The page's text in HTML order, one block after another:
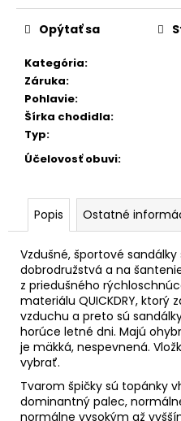
Kategória:
Záruka:
Pohlavie:
Šírka chodidla:
Typ:
Účelovosť obuvi:
Opýtať sa
Popis Ostatné
Vzdušné, športové
dobrodružstvá a na
z priedušného
materiálu QUICKDRY, ktorý z
vzduchu a preto sú
horúce letné dni. Majú
je mäkká, nespevnená.
vybrať.
Tvarom špičky sú topánky
dominantný palec,
normálne vysokým až
ú
č
m
e